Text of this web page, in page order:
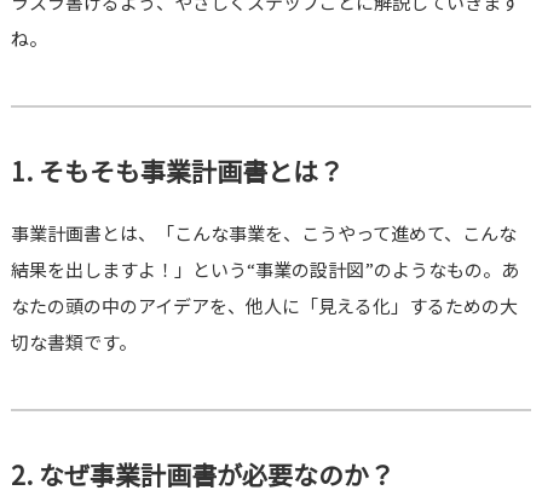
ね。
1. そもそも事業計画書とは？
事業計画書とは、「こんな事業を、こうやって進めて、こんな
結果を出しますよ！」という“事業の設計図”のようなもの。あ
なたの頭の中のアイデアを、他人に「見える化」するための大
切な書類です。
2. なぜ事業計画書が必要なのか？